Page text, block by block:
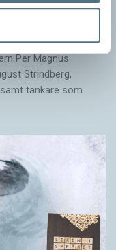
Per Magnus
Strindberg,
tänkare som